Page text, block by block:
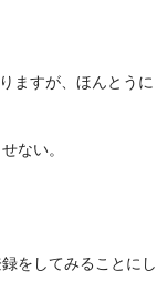
ますが、ほんとうに
ない。
録をしてみることにし